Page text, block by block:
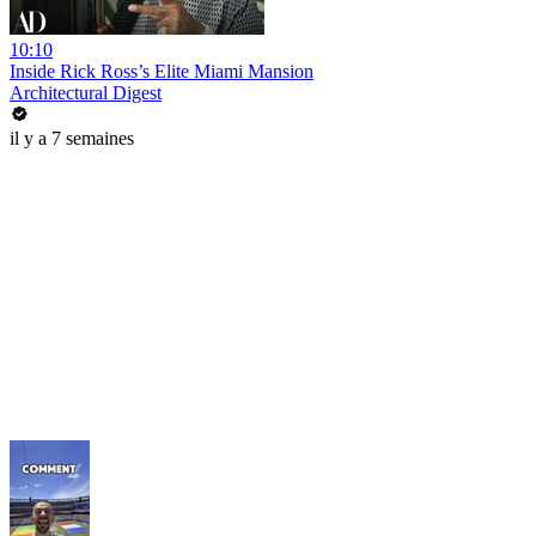
10:10
Inside Rick Ross’s Elite Miami Mansion
Architectural Digest
il y a 7 semaines